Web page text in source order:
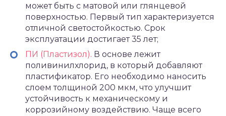
может быть с матовой или глянцевой
поверхностью. Первый тип характеризуется
отличной светостойкостью. Срок
эксплуатации достигает 35 лет;
ПИ (Пластизол). В основе лежит
поливинилхлорид, в который добавляют
пластификатор. Его необходимо наносить
слоем толщиной 200 мкм, что улучшит
устойчивость к механическому и
коррозийному воздействию. Чаще всего